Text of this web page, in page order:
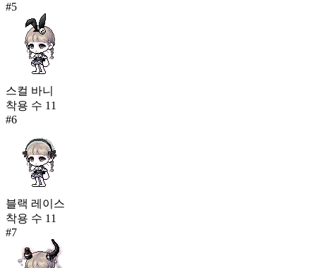
#5
스컬 바니
착용 수 11
#6
블랙 레이스
착용 수 11
#7